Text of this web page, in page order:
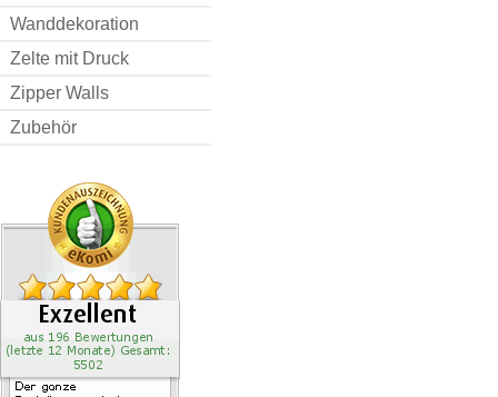
Wanddekoration
Zelte mit Druck
Zipper Walls
Zubehör